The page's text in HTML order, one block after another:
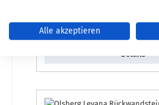
Regulärer
865,58 €
Lieferzeit ca. 2-3
Details
Alle akzeptieren